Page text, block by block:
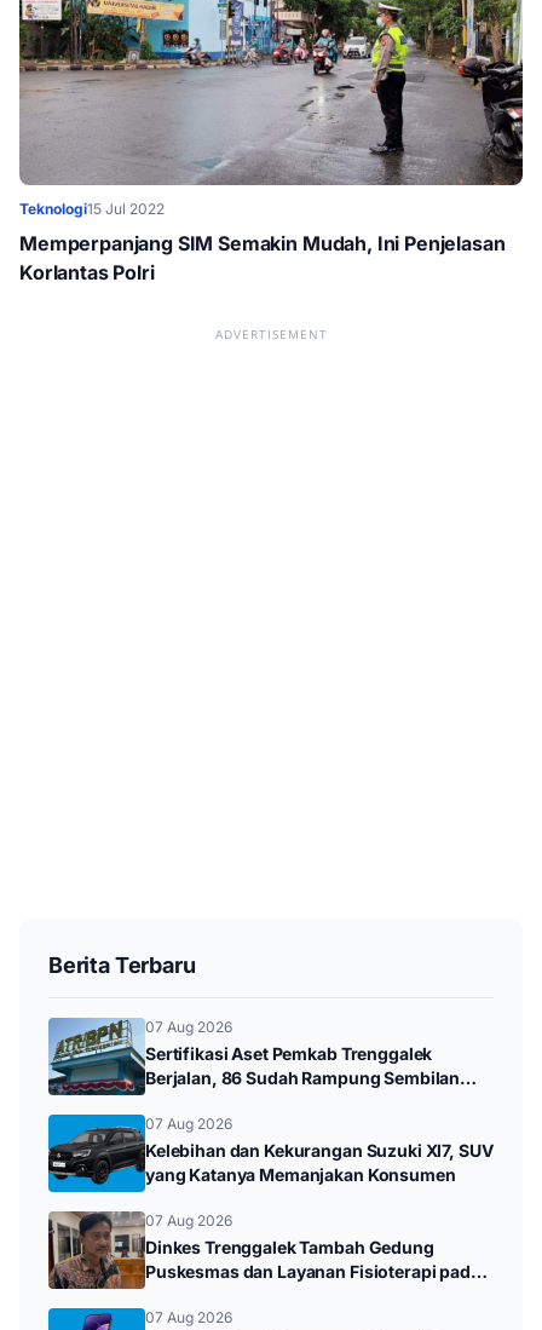
Teknologi15 Jul 2022
Memperpanjang SIM Semakin Mudah, Ini Penjelasan
Korlantas Polri
ADVERTISEMENT
Berita Terbaru
07 Aug 2026
Sertifikasi Aset Pemkab Trenggalek
Berjalan, 86 Sudah Rampung Sembilan
07 Aug 2026
Kelebihan dan Kekurangan Suzuki Xl7, SUV
yang Katanya Memanjakan Konsumen
07 Aug 2026
Dinkes Trenggalek Tambah Gedung
Puskesmas dan Layanan Fisioterapi pada
07 Aug 2026